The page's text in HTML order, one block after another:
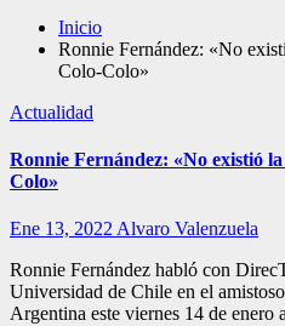
Inicio
Ronnie Fernández: «No
Colo-Colo»
Actualidad
Ronnie Fernández: «No existió
Colo»
Ene 13, 2022Alvaro Valenzuela
Ronnie Fernández habló con
Universidad de Chile en el
Argentina este viernes 14 de